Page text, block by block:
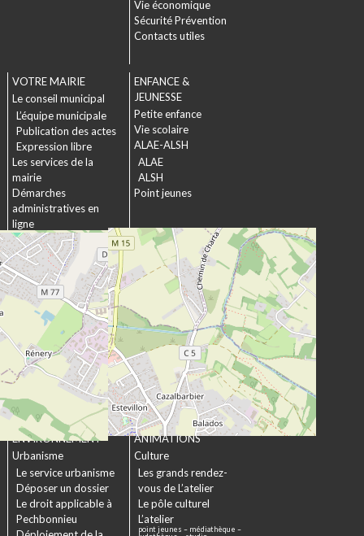
Vie économique
Sécurité Prévention
Contacts utiles
VOTRE MAIRIE
Le conseil municipal
L’équipe municipale
Publication des actes
Expression libre
Les services de la
mairie
Démarches
administratives en
ligne
Formulaires
Marchés publics
ENFANCE &
JEUNESSE
Petite enfance
Vie scolaire
ALAE-ALSH
ALAE
ALSH
Point jeunes
SOCIAL &
SOLIDARITÉ
Actions municipales
La commission
intergénérationnelle
Maison de retraite La
chartreuse
Les établissements
médico-sociaux
Projet Se Canto
URBANISME &
ENVIRONNEMENT
Urbanisme
Le service urbanisme
Déposer un dossier
Le droit applicable à
Pechbonnieu
CULTURE &
ANIMATIONS
Culture
Les grands rendez-
vous de L’atelier
Le pôle culturel
L’atelier
point jeunes – médiathèque –